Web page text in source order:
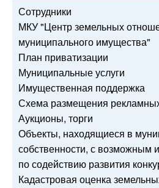
Сотрудники
МКУ "Центр земельных
муниципального имущества"
План приватизации
Муниципальные услуги
Имущественная поддержка
Схема размещения
Аукционы, торги
Объекты, находящиеся в
собственности, с возможным
по содействию развития
Кадастровая оценка